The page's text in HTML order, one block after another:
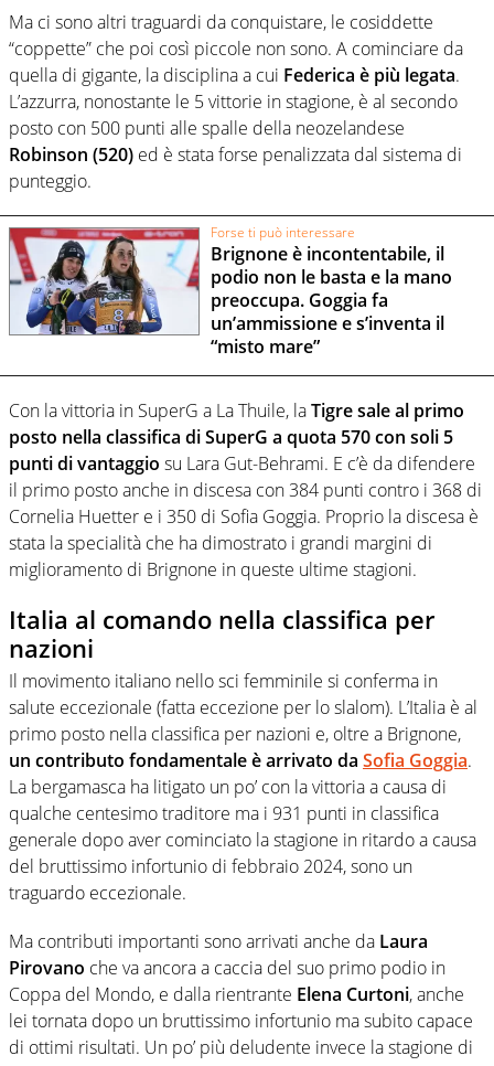
Ma ci sono altri traguardi da conquistare, le cosiddette
“coppette” che poi così piccole non sono. A cominciare da
quella di gigante, la disciplina a cui Federica è più legata.
L’azzurra, nonostante le 5 vittorie in stagione, è al secondo
posto con 500 punti alle spalle della neozelandese
Robinson (520) ed è stata forse penalizzata dal sistema di
punteggio.
Forse ti può interessare
Brignone è incontentabile, il
podio non le basta e la mano
preoccupa. Goggia fa
un’ammissione e s’inventa il
“misto mare”
Con la vittoria in SuperG a La Thuile, laTigre sale al primo
posto nella classifica di SuperG a quota 570 con soli 5
punti di vantaggio su Lara Gut-Behrami. E c’è da difendere
il primo posto anche in discesa con 384 punti contro i 368 di
Cornelia Huetter e i 350 di Sofia Goggia. Proprio la discesa è
stata la specialità che ha dimostrato i grandi margini di
miglioramento di Brignone in queste ultime stagioni.
Italia al comando nella classifica per
nazioni
Il movimento italiano nello sci femminile si conferma in
salute eccezionale (fatta eccezione per lo slalom). L’Italia è al
primo posto nella classifica per nazioni e, oltre a Brignone,
un contributo fondamentale è arrivato da Sofia Goggia.
La bergamasca ha litigato un po’ con la vittoria a causa di
qualche centesimo traditore ma i 931 punti in classifica
generale dopo aver cominciato la stagione in ritardo a causa
del bruttissimo infortunio di febbraio 2024, sono un
traguardo eccezionale.
Ma contributi importanti sono arrivati anche da Laura
Pirovano che va ancora a caccia del suo primo podio in
Coppa del Mondo, e dalla rientrante Elena Curtoni, anche
lei tornata dopo un bruttissimo infortunio ma subito capace
di ottimi risultati. Un po’ più deludente invece la stagione di